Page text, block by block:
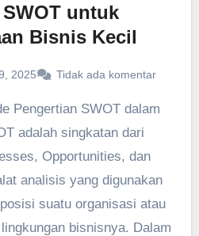
untuk
Bisnis Kecil
2025 Tidak ada komentar
Pengertian SWOT dalam
adalah singkatan dari
Opportunities, dan
analisis yang digunakan
suatu organisasi atau
bisnisnya. Dalam